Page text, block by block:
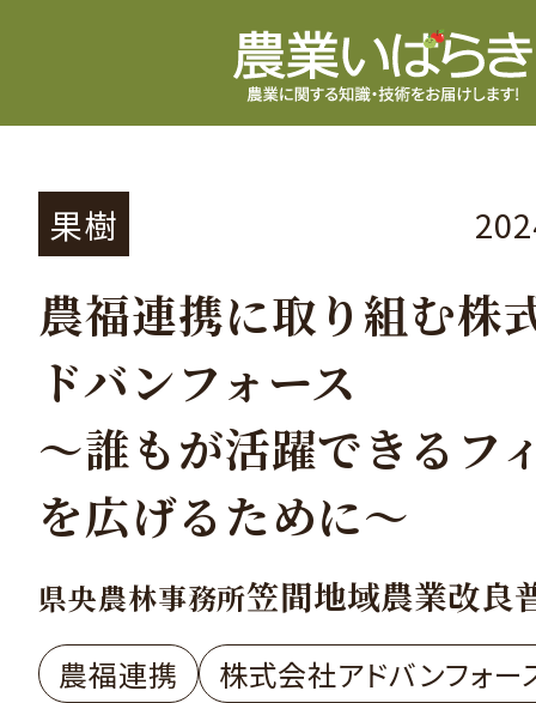
果樹
農福連携に取り組む株
ドバンフォース
～誰もが活躍できるフ
を広げるために～
県央農林事務所笠間地域農業改良
農福連携 株式会社アドバンフォー